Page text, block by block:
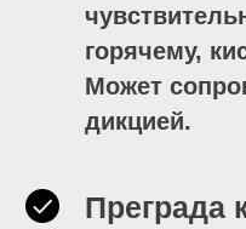
горячему,
Может
дикцией.
Преграда